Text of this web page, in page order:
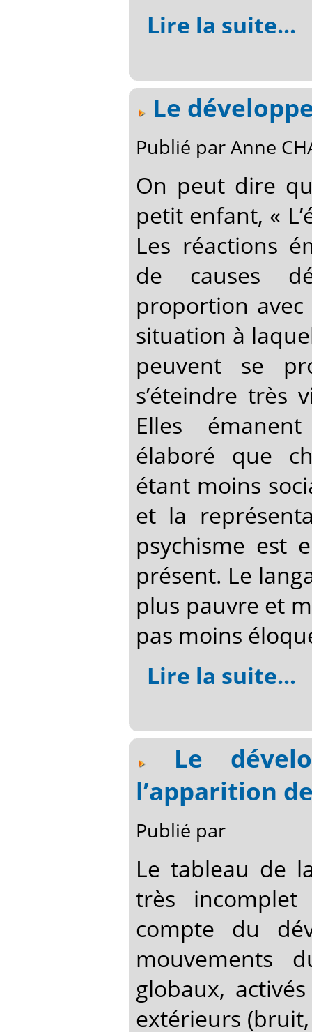
Lire la suite...
Le
Publié par Anne
On peut dire
petit enfant, «
Les réactions
de causes
proportion
situation à
peuvent se
s’éteindre très
Elles
élaboré que
étant moins
et la
psychisme est
présent. Le
plus pauvre et
pas moins
Lire la suite...
Le
l’apparition
Publié par
Le tableau de
très
compte du
mouvements
globaux,
extérieurs